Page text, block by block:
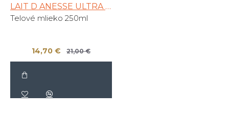
LAIT D ANESSE ULTRA 10%
Telové mlieko 250ml
14,70 € 21,00 €